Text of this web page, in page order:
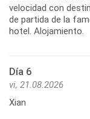
velocidad con
de partida de la
Día 6
vi, 21.08.2026
Xian